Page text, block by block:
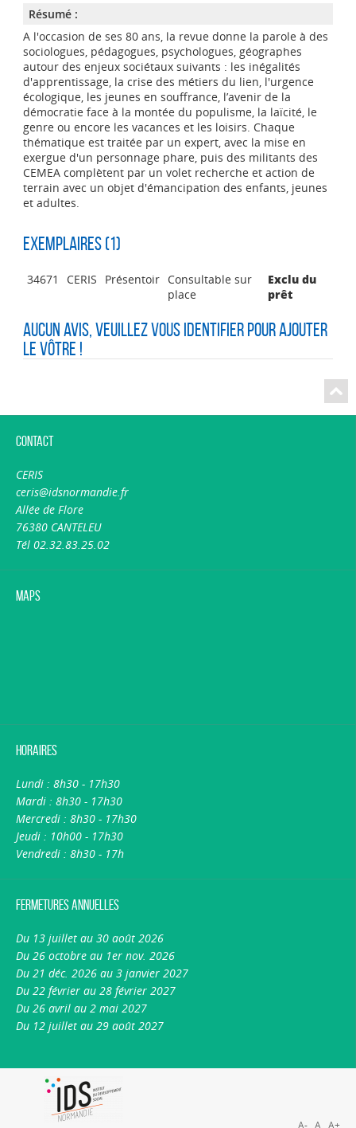
Résumé :
A l'occasion de ses 80 ans, la revue donne la parole à des
sociologues, pédagogues, psychologues, géographes
autour des enjeux sociétaux suivants : les inégalités
d'apprentissage, la crise des métiers du lien, l'urgence
écologique, les jeunes en souffrance, l’avenir de la
démocratie face à la montée du populisme, la laïcité, le
genre ou encore les vacances et les loisirs. Chaque
thématique est traitée par un expert, avec la mise en
exergue d'un personnage phare, puis des militants des
CEMEA complètent par un volet recherche et action de
terrain avec un objet d'émancipation des enfants, jeunes
et adultes.
Exemplaires (1)
34671 CERIS Présentoir Consultable sur
place
Exclu du
prêt
Aucun avis, veuillez vous identifier pour ajouter
le vôtre !
Contact
CERIS
ceris@idsnormandie.fr
Allée de Flore
76380 CANTELEU
Tél 02.32.83.25.02
Maps
Horaires
Lundi : 8h30 - 17h30
Mardi : 8h30 - 17h30
Mercredi : 8h30 - 17h30
Jeudi : 10h00 - 17h30
Vendredi : 8h30 - 17h
Fermetures annuelles
Du 13 juillet au 30 août 2026
Du 26 octobre au 1er nov. 2026
Du 21 déc. 2026 au 3 janvier 2027
Du 22 février au 28 février 2027
Du 26 avril au 2 mai 2027
Du 12 juillet au 29 août 2027
A- A A+